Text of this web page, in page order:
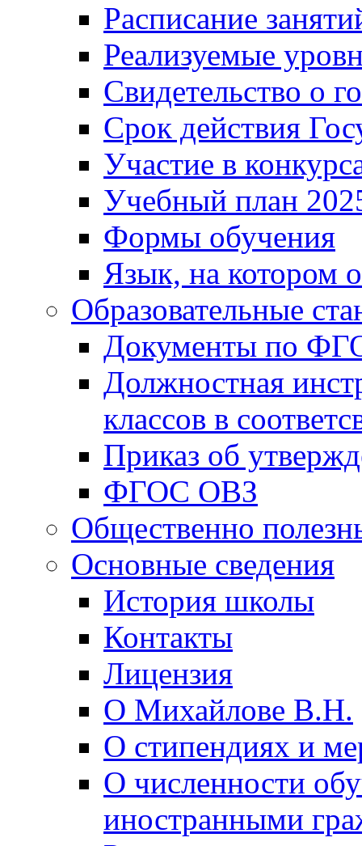
Расписание
Реализуемые
Свидетельство о
Срок действия
Участие в
Учебный план
Формы обучения
Язык, на котором
Образовательные
Документы по
Должностная
классов в
Приказ об
ФГОС ОВЗ
Общественно
Основные сведения
История школы
Контакты
Лицензия
О Михайлове В.Н.
О стипендиях и
О численности
иностранными